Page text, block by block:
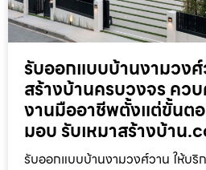
รับออกแบบบ้านงามวงศ์
สร้างบ้านครบวงจร คว
งานมืออาชีพตั้งแต่ขั้นต
มอบ รับเหมาสร้างบ้าน
รับออกแบบบ้านงามวงศ์วาน ให้บริ